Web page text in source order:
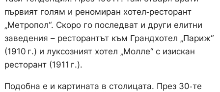
първият голям и реномиран хотел‑ресторант
„Метропол“. Скоро го последват и други елитни
заведения – ресторантът към Грандхотел „Париж“
(1910 г.) и луксозният хотел „Молле“ с изискан
ресторант (1911 г.).
Подобна е и картината в столицата. През 30‑те